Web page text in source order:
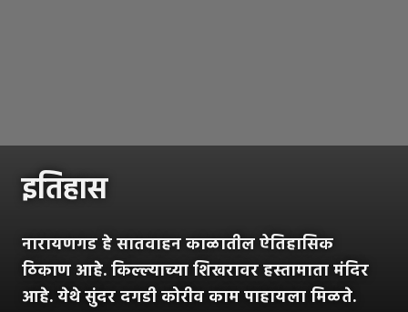
इतिहास
नारायणगड हे सातवाहन काळातील ऐतिहासिक
ठिकाण आहे. किल्ल्याच्या शिखरावर हस्तामाता मंदिर
आहे. येथे सुंदर दगडी कोरीव काम पाहायला मिळते.